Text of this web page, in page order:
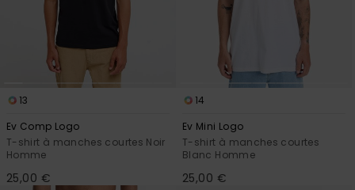
13
Ev Comp Logo
T-shirt à manches courtes Noir
Homme
25,00 €
14
Ev Mini Logo
T-shirt à manches courtes
Blanc Homme
25,00 €